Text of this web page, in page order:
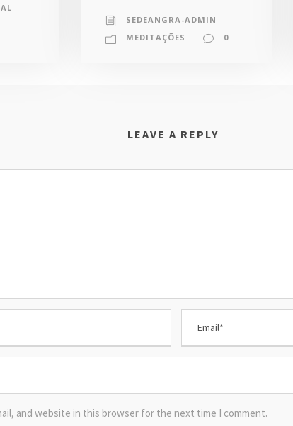
SEDEANGRA-ADMIN
MEDITAÇÕES
0
LEAVE A REPLY
and website in this browser for the next time I comment.